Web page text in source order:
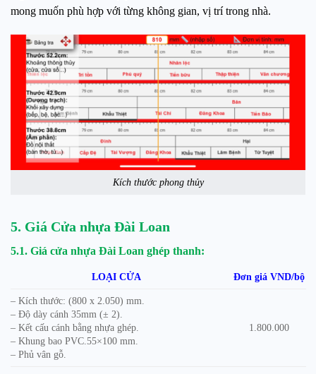
mong muốn phù hợp với từng không gian, vị trí trong nhà.
Kích thước phong thủy
5. Giá Cửa nhựa Đài Loan
5.1. Giá cửa nhựa Đài Loan ghép thanh:
LOẠI CỬA Đơn giá VND/bộ
– Kích thước: (800 x 2.050) mm.
– Độ dày cánh 35mm (± 2).
– Kết cấu cánh bằng nhựa ghép.
– Khung bao PVC.55×100 mm.
– Phủ vân gỗ.
1.800.000